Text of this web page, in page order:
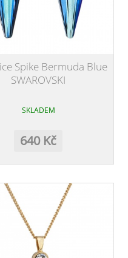
Spike Bermuda Blue
SWAROVSKI
SKLADEM
640 Kč